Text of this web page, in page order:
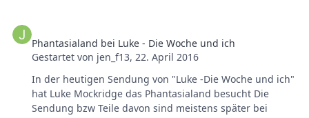
Phantasialand bei Luke - Die Woche und ich
Gestartet von jen_f13,22. April 2016
In der heutigen Sendung von "Luke -Die Woche und ich"
hat Luke Mockridge das Phantasialand besucht Die
Sendung bzw Teile davon sind meistens später bei